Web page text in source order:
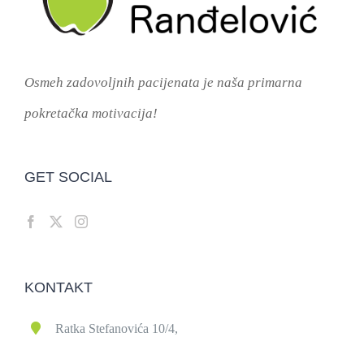
Osmeh zadovoljnih pacijenata je naša primarna
pokretačka motivacija!
GET SOCIAL
KONTAKT
Ratka Stefanovića 10/4,